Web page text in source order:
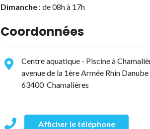
Dimanche : de 08h à 17h
Coordonnées
Centre aquatique - Piscine à
avenue de la 1ère Armée Rhin Danube
63400 Chamalières
Afficher le téléphone